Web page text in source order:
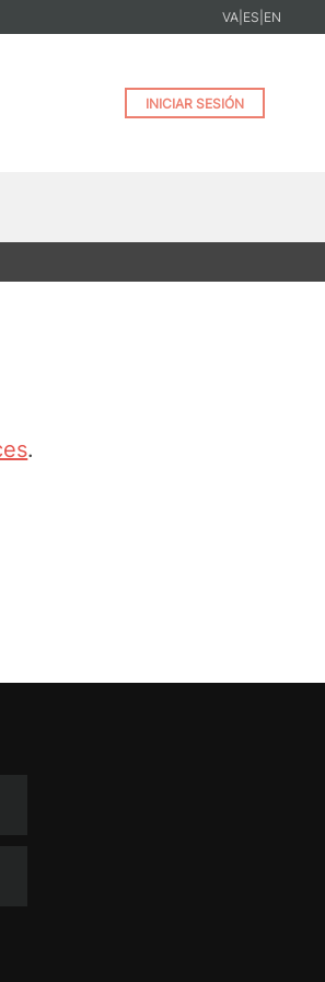
VA ES EN
INICIAR SESIÓN
.